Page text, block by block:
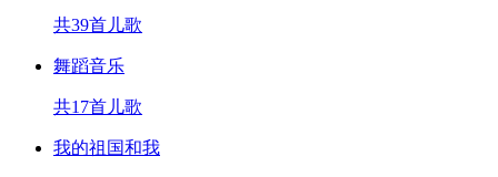
共39首儿歌
舞蹈音乐
共17首儿歌
我的祖国和我